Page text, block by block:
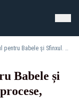
S-a terminat războiul pentru Babele și Sfinxul. După 25 de ani de procese, instanța a decis cărui județ aparțin monumentele din Bucegi
Babele și